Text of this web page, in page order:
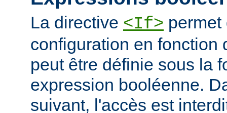
La directive <If> permet
configuration en fonction
peut être définie sous la
expression booléenne.
suivant, l'accès est